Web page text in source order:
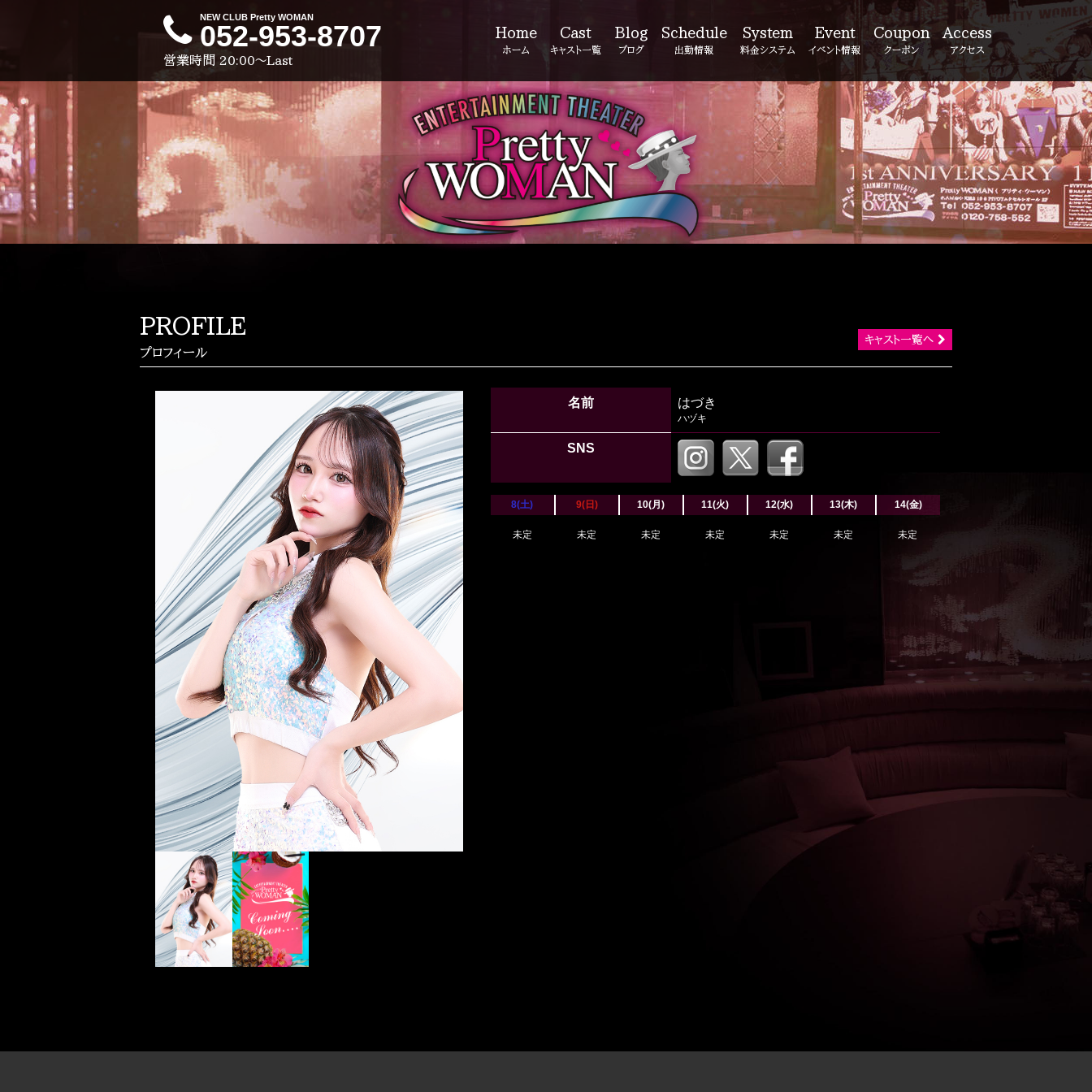
NEW CLUB Pretty WOMAN
052-953-8707
営業時間 20:00～Last
Home
ホーム
Cast
キャスト一覧
Blog
ブログ
Schedule
出勤情報
System
料金システム
Event
イベント情報
Coupon
クーポン
Access
アクセス
PROFILE
プロフィール
キャスト一覧へ
名前 はづき
ハヅキ
SNS
8(土) 9(日) 10(月) 11(火) 12(水) 13(木) 14(金)
未定 未定 未定 未定 未定 未定 未定